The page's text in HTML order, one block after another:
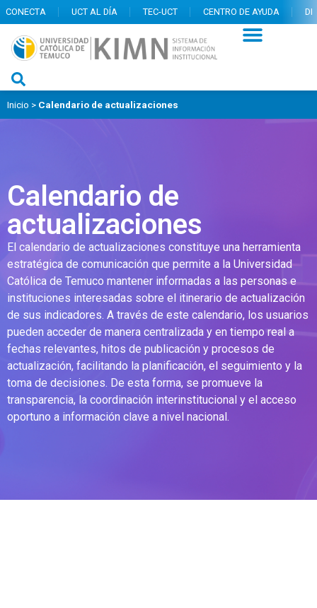
CONECTA UCT AL DÍA TEC-UCT CENTRO DE AYUDA
Inicio > Calendario de actualizaciones
Calendario de
actualizaciones
El calendario de actualizaciones constituye una herramienta
estratégica de comunicación que permite a la Universidad
Católica de Temuco mantener informadas a las personas e
instituciones interesadas sobre el itinerario de actualización
de sus indicadores. A través de este calendario, los usuarios
pueden acceder de manera centralizada y en tiempo real a
fechas relevantes, hitos de publicación y procesos de
actualización, facilitando la planificación, el seguimiento y la
toma de decisiones. De esta forma, se promueve la
transparencia, la coordinación interinstitucional y el acceso
oportuno a información clave a nivel nacional.